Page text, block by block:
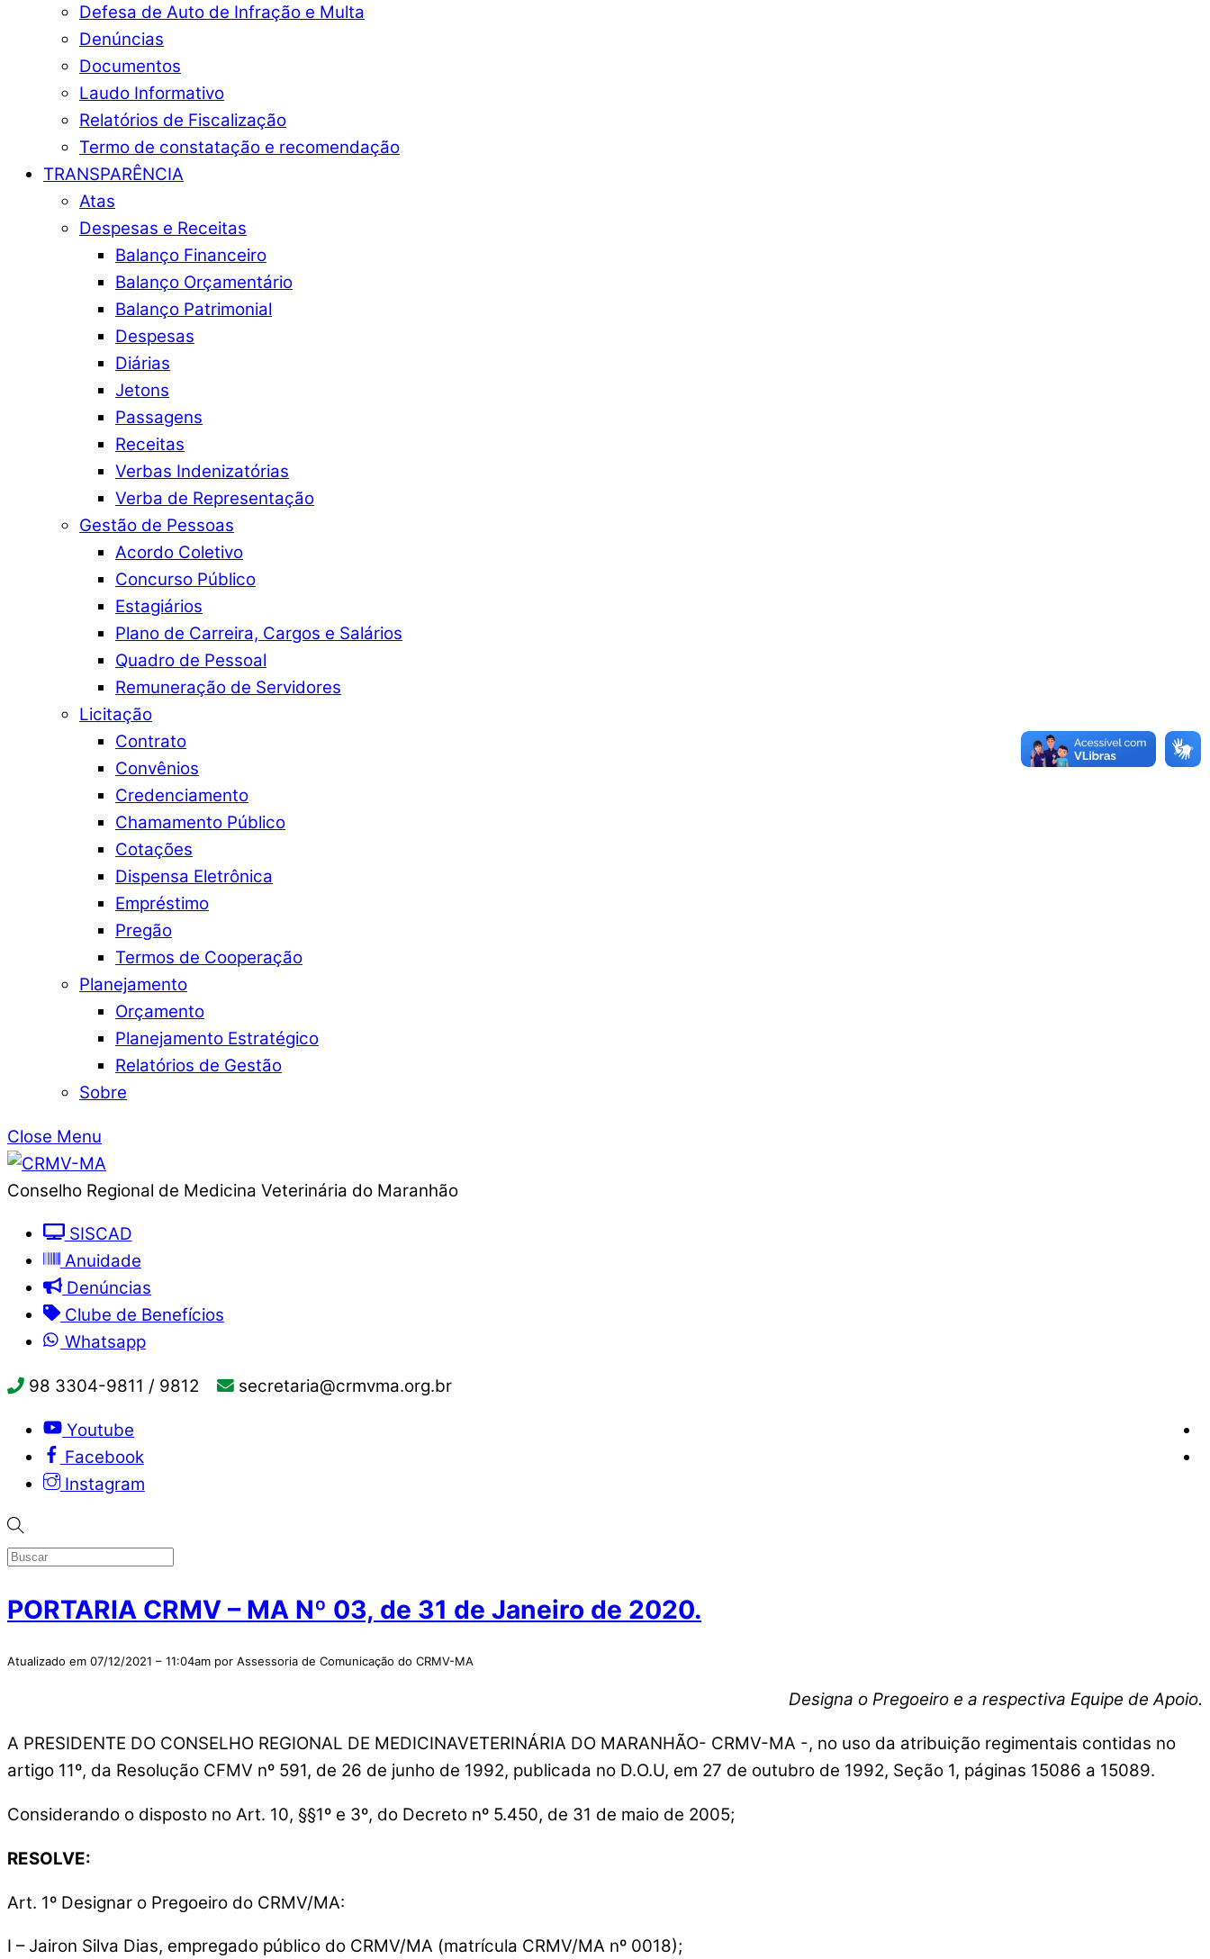
Defesa de Auto de Infração e Multa
Denúncias
Documentos
Laudo Informativo
Relatórios de Fiscalização
Termo de constatação e recomendação
TRANSPARÊNCIA
Atas
Despesas e Receitas
Balanço Financeiro
Balanço Orçamentário
Balanço Patrimonial
Despesas
Diárias
Jetons
Passagens
Receitas
Verbas Indenizatórias
Verba de Representação
Gestão de Pessoas
Acordo Coletivo
Concurso Público
Estagiários
Plano de Carreira, Cargos e Salários
Quadro de Pessoal
Remuneração de Servidores
Licitação
Contrato
Convênios
Credenciamento
Chamamento Público
Cotações
Dispensa Eletrônica
Empréstimo
Pregão
Termos de Cooperação
Planejamento
Orçamento
Planejamento Estratégico
Relatórios de Gestão
Sobre
Close Menu
Conselho Regional de Medicina Veterinária do Maranhão
SISCAD
Anuidade
Denúncias
Clube de Benefícios
Whatsapp
98 3304-9811 / 9812 secretaria@crmvma.org.br
Youtube
Facebook
Instagram
PORTARIA CRMV – MA Nº 03, de 31 de Janeiro de 2020.
Atualizado em 07/12/2021 – 11:04am por Assessoria de Comunicação do CRMV-MA
Designa o Pregoeiro e a respectiva Equipe de Apoio.
A PRESIDENTE DO CONSELHO REGIONAL DE MEDICINAVETERINÁRIA DO MARANHÃO- CRMV-MA -, no uso da atribuição regimentais contidas no
artigo 11º, da Resolução CFMV nº 591, de 26 de junho de 1992, publicada no D.O.U, em 27 de outubro de 1992, Seção 1, páginas 15086 a 15089.
Considerando o disposto no Art. 10, §§1º e 3º, do Decreto nº 5.450, de 31 de maio de 2005;
RESOLVE:
Art. 1º Designar o Pregoeiro do CRMV/MA:
I – Jairon Silva Dias, empregado público do CRMV/MA (matrícula CRMV/MA nº 0018);